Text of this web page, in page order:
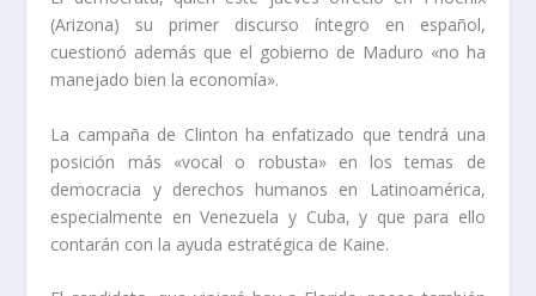
(Arizona) su primer discurso íntegro en español,
cuestionó además que el gobierno de Maduro «no ha
manejado bien la economía».
La campaña de Clinton ha enfatizado que tendrá una
posición más «vocal o robusta» en los temas de
democracia y derechos humanos en Latinoamérica,
especialmente en Venezuela y Cuba, y que para ello
contarán con la ayuda estratégica de Kaine.